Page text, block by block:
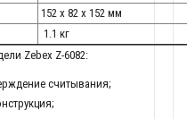
152 x 82 x 152 мм
1.1 кг
Zebex Z-6082:
считывания;